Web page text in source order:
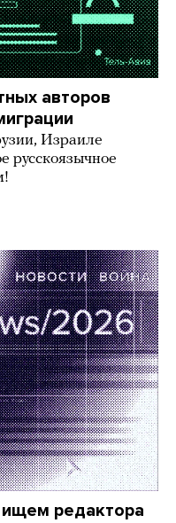
авторов
Израиле
русскоязычное
редактора